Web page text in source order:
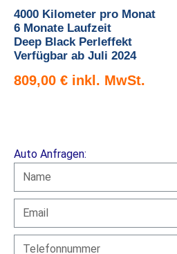
4000 Kilometer pro Monat
6 Monate Laufzeit
Deep Black Perleffekt
Verfügbar ab Juli 2024
809,00 €
Auto Anfragen: